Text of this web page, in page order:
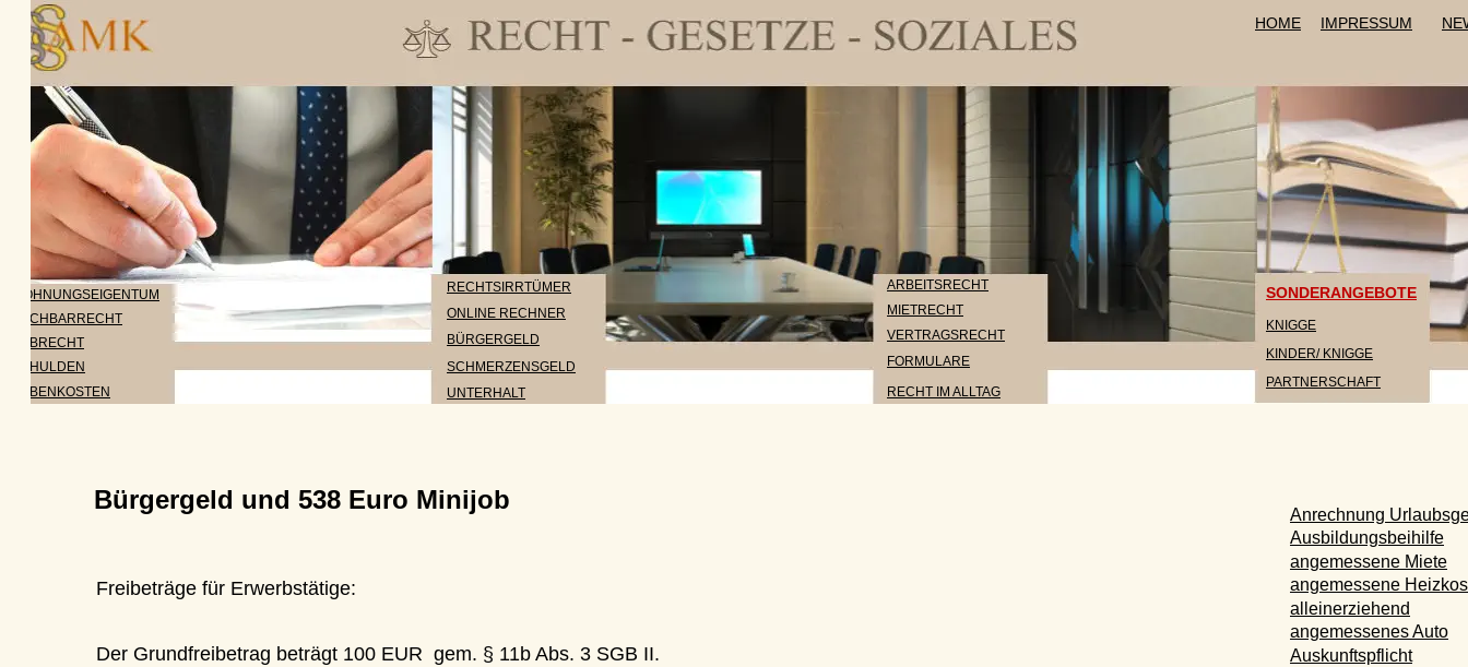
Freibeträge für Erwerbstätige:
Der Grundfreibetrag beträgt 100 EUR  gem. § 11b Abs. 3 SGB II.
Bürgergeld und 538 Euro Minijob
Anrechnung Urlaubsgeld
Ausbildungsbeihilfe
angemessene Miete
angemessene Heizkosten
alleinerziehend
angemessenes Auto
Auskunftspflicht
RECHTSIRRTÜMER
ONLINE RECHNER
BÜRGERGELD
SCHMERZENSGELD
UNTERHALT
ARBEITSRECHT
MIETRECHT
VERTRAGSRECHT
FORMULARE
RECHT IM ALLTAG
SONDERANGEBOTE
KNIGGE
KINDER/ KNIGGE
PARTNERSCHAFT
IMPRESSUM
HOME NEWS